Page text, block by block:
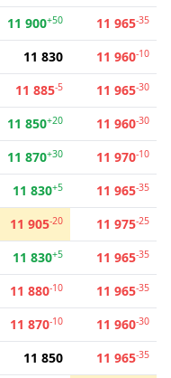
11 900+50 11 965-35
11 830 11 960-10
11 885-5 11 965-30
11 850+20 11 960-30
11 870+30 11 970-10
11 830+5 11 965-35
11 905-20 11 975-25
11 830+5 11 965-35
11 880-10 11 965-35
11 870-10 11 960-30
11 850 11 965-35